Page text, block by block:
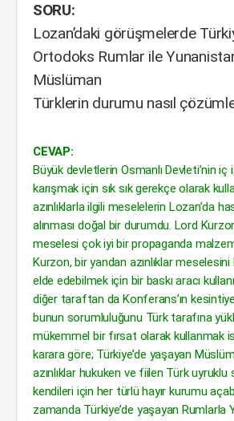
SORU:
Lozan’daki görüşmelerde
Ortodoks Rumlar ile
Müslüman
Türklerin durumu nasıl
CEVAP:
Büyük devletlerin Osmanlı Devleti’nin iç
karışmak için sık sık gerekçe olarak
azınlıklarla ilgili meselelerin Lozan’da
alınması doğal bir durumdu. Lord
meselesi çok iyi bir propaganda
Kurzon, bir yandan azınlıklar
elde edebilmek için bir baskı aracı
diğer taraftan da Konferans’ın
bunun sorumluluğunu Türk tarafına
mükemmel bir fırsat olarak kullanmak
karara göre; Türkiye’de yaşayan
azınlıklar hukuken ve fiilen Türk uyruklu
kendileri için her türlü hayır kurumu
zamanda Türkiye’de yaşayan Rumlarla